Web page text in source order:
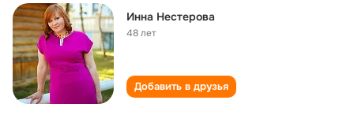
Инна Нестерова
48 лет
Добавить в друзья